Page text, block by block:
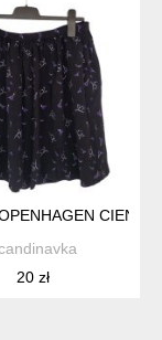
20 zł